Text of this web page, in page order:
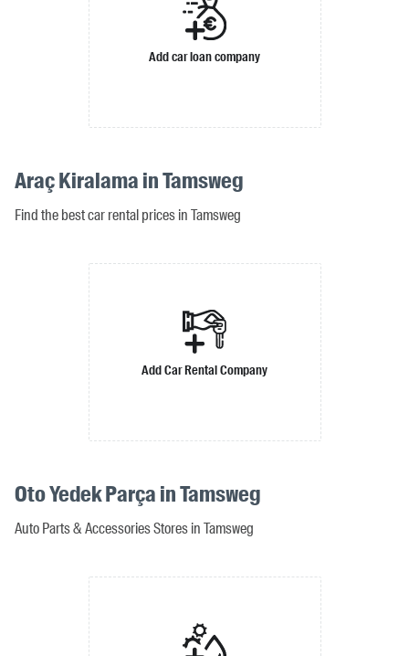
Add car loan company
Araç Kiralama in Tamsweg
Find the best car rental prices in Tamsweg
Add Car Rental Company
Oto Yedek Parça in Tamsweg
Auto Parts & Accessories Stores in Tamsweg